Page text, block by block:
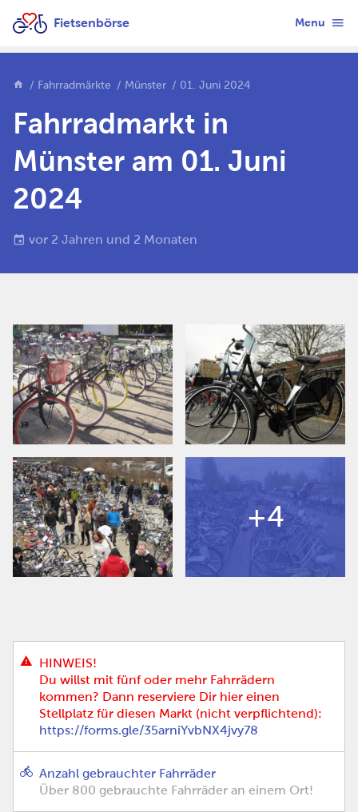
Fietsenbörse Menu
Fahrradmärkte Münster 01. Juni 2024
Fahrradmarkt in
Münster am 01. Juni
2024
vor 2 Jahren und 2 Monaten
+4
HINWEIS!
Du willst mit fünf oder mehr Fahrrädern
kommen? Dann reserviere Dir hier einen
Stellplatz für diesen Markt (nicht verpflichtend):
https://forms.gle/35arniYvbNX4jvy78
Anzahl gebrauchter Fahrräder
Über 800 gebrauchte Fahrräder an einem Ort!